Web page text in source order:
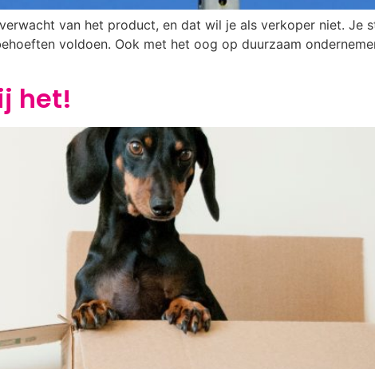
van het product, en dat wil je als verkoper niet. Je
voldoen. Ook met het oog op duurzaam
het!